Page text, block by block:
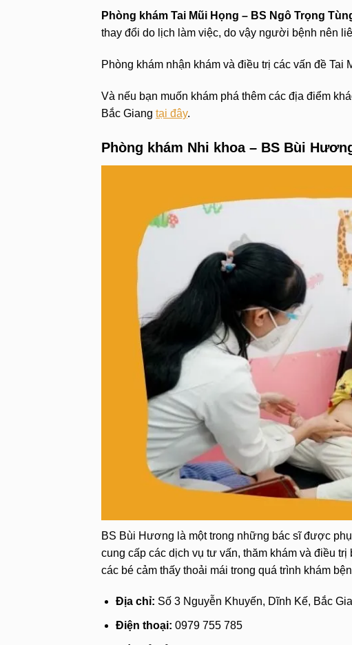
Phòng khám Tai Mũi Họng – BS Ngô Trọng
thay đổi do lịch làm việc, do vậy người bệnh nên
Phòng khám nhận khám và điều trị các vấn đề Tai
Và nếu bạn muốn khám phá thêm các địa điểm
Bắc Giang tại đây.
Phòng khám Nhi khoa – BS Bùi
BS Bùi Hương là một trong những bác sĩ được
cung cấp các dịch vụ tư vấn, thăm khám và điều
các bé cảm thấy thoải mái trong quá trình khám
Địa chỉ: Số 3 Nguyễn Khuyến, Dĩnh Kế, Bắc
Điện thoại: 0979 755 785